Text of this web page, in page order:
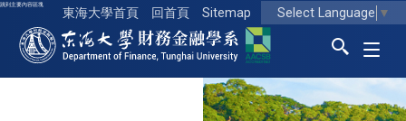
跳到主要內容區塊
東海大學首頁 回首頁 Sitemap Select Language ▼
東海大學logo